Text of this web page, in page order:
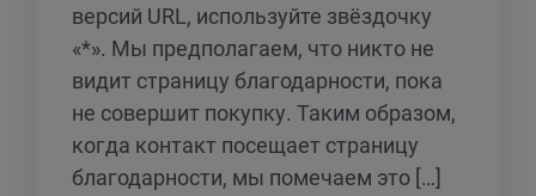
версий URL, используйте звёздочку
«*». Мы предполагаем, что никто не
видит страницу благодарности, пока
не совершит покупку. Таким образом,
когда контакт посещает страницу
благодарности, мы помечаем это […]